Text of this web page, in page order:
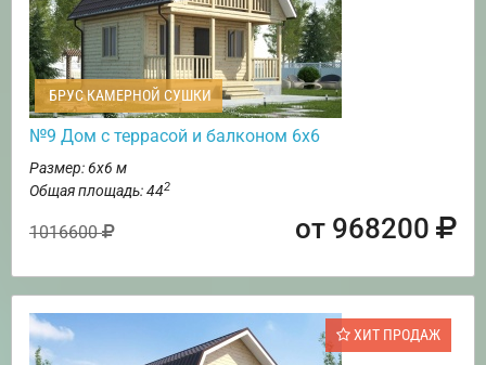
БРУС КАМЕРНОЙ СУШКИ
№9 Дом с террасой и балконом 6х6
Размер: 6х6 м
Общая площадь: 442
1016600 от 968200
ХИТ ПРОДАЖ